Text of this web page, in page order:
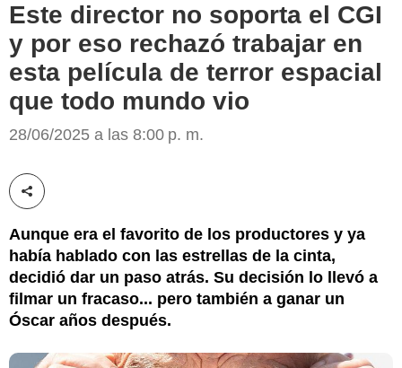
Este director no soporta el CGI
y por eso rechazó trabajar en
esta película de terror espacial
que todo mundo vio
28/06/2025 a las 8:00 p. m.
Compartir esta noticia
Aunque era el favorito de los productores y ya
había hablado con las estrellas de la cinta,
decidió dar un paso atrás. Su decisión lo llevó a
filmar un fracaso... pero también a ganar un
Óscar años después.